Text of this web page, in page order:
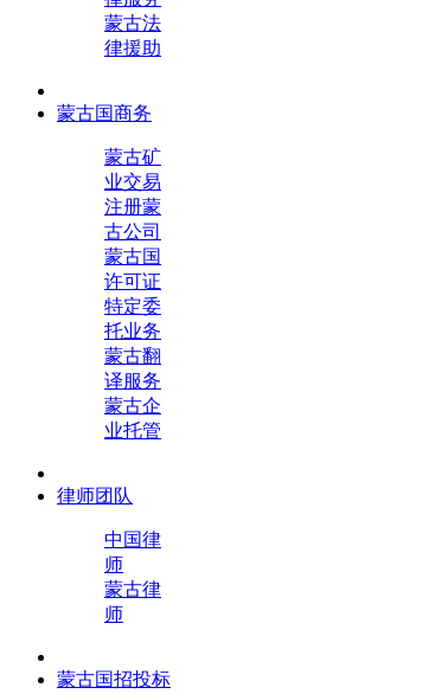
蒙古法
律援助
蒙古国商务
蒙古矿
业交易
注册蒙
古公司
蒙古国
许可证
特定委
托业务
蒙古翻
译服务
蒙古企
业托管
律师团队
中国律
师
蒙古律
师
蒙古国招投标